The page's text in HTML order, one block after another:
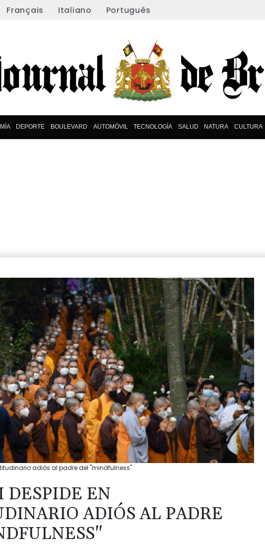
Français Italiano Português
DEPORTE BOULEVARD AUTOMÓVIL TECNOLOGÍA SALUD NATURA CULTURA
adiós al padre del "mindfulness"
DESPIDE EN
ADIÓS AL PADRE